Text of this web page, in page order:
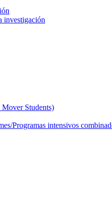
investigación
Mover Students)
Programas intensivos